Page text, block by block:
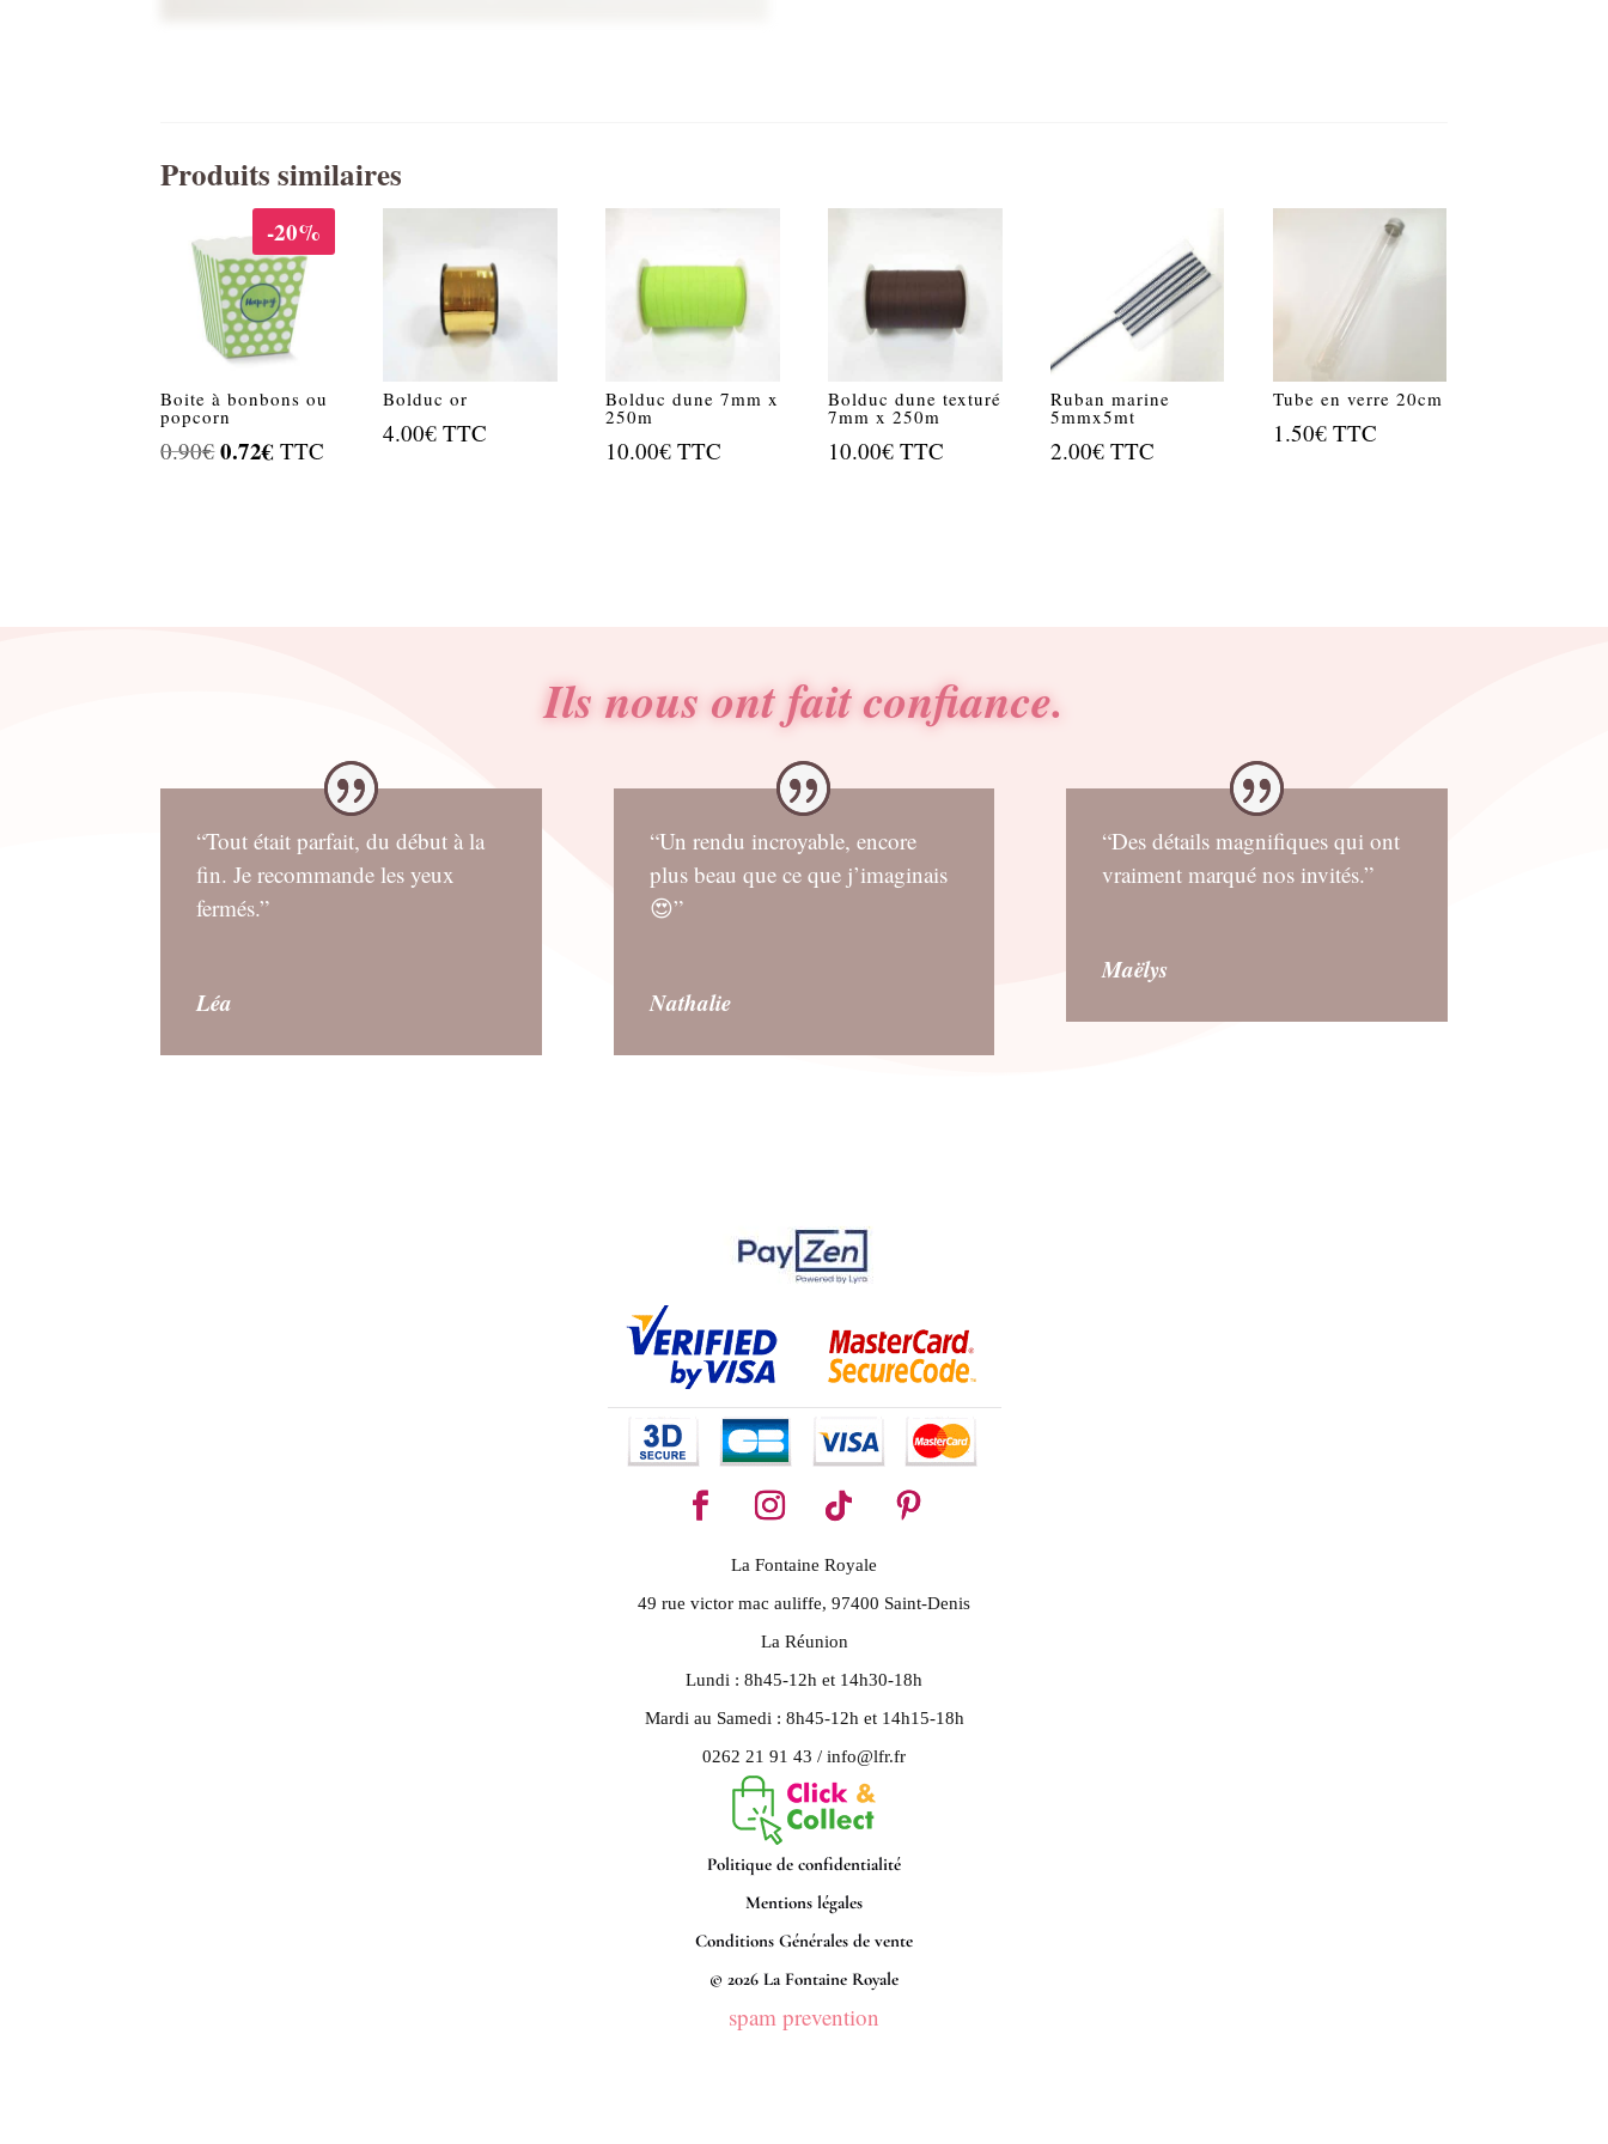
Produits similaires
-20%
Boite à bonbons ou
popcorn
0.90€Le
0.72€ Le
TTC
Bolduc or
4.00€ TTC
Bolduc dune 7mm x
250m
10.00€ TTC
Bolduc dune texturé
7mm x 250m
10.00€ TTC
Ruban marine
5mmx5mt
2.00€ TTC
Tube en verre 20cm
1.50€ TTC
Ils nous ont fait confiance.
“Tout était parfait, du début à la
fin. Je recommande les yeux
fermés.”
Léa
“Un rendu incroyable, encore
plus beau que ce que j’imaginais
😍”
Nathalie
“Des détails magnifiques qui ont
vraiment marqué nos invités.”
Maëlys
La Fontaine Royale
49 rue victor mac auliffe, 97400 Saint-Denis
La Réunion
Lundi : 8h45-12h et 14h30-18h
Mardi au Samedi : 8h45-12h et 14h15-18h
0262 21 91 43 / info@lfr.fr
Politique de confidentialité
Mentions légales
Conditions Générales de vente
© 2026 La Fontaine Royale
spam prevention